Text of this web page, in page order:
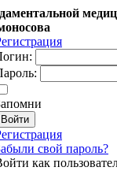
свой пароль?
как